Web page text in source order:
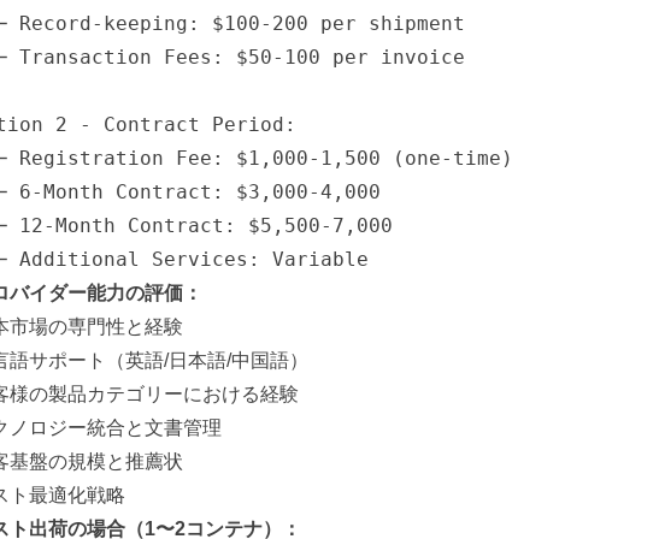
Record-keeping: $100-200 per shipment
Transaction Fees: $50-100 per invoice
2 - Contract Period:
Registration Fee: $1,000-1,500 (one-time)
6-Month Contract: $3,000-4,000
12-Month Contract: $5,500-7,000
Additional Services: Variable
バイダー能力の評価：
市場の専門性と経験
語サポート（英語/日本語/中国語）
様の製品カテゴリーにおける経験
ノロジー統合と文書管理
基盤の規模と推薦状
ト最適化戦略
ト出荷の場合（1〜2コンテナ）：